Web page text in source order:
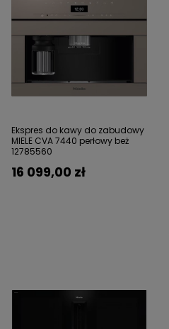
Ekspres do kawy do zabudowy
MIELE CVA 7440 perłowy beż
12785560
16 099,00 zł